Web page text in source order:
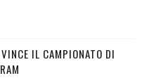
IL CAMPIONATO DI